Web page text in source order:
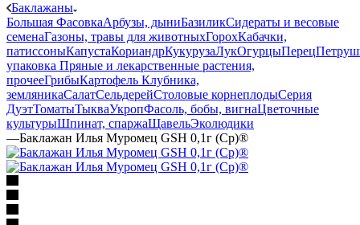
Баклажаны
Большая ФасовкаАрбузы, дыниБазиликСидераты и весовые
семенаГазоны, травы для животныхГорохКабачки,
патиссоныКапустаКориандрКукурузаЛукОгурцыПерец
упаковка Пряные и лекарственные растения,
прочееГрибыКартофель Клубника,
земляникаСалатСельдерейСтоловые корнеплодыСерия
ДуэтТоматыТыкваУкропФасоль, бобы, вигнаЦветочные
культурыШпинат, спаржаЩавельЭколюдики
—Баклажан Илья Муромец GSH 0,1г (Ср)®